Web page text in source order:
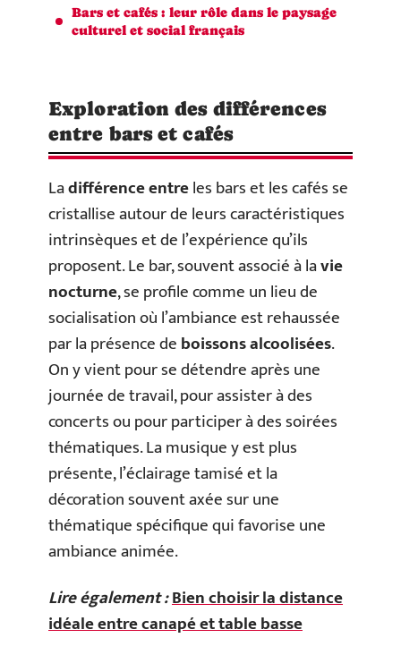
Bars et cafés : leur rôle dans le paysage
culturel et social français
Exploration des différences
entre bars et cafés
Ladifférence entreles bars et les cafés se
cristallise autour de leurs caractéristiques
intrinsèques et de l’expérience qu’ils
proposent. Le bar, souvent associé à lavie
nocturne, se profile comme un lieu de
socialisation où l’ambiance est rehaussée
par la présence deboissons alcoolisées.
On y vient pour se détendre après une
journée de travail, pour assister à des
concerts ou pour participer à des soirées
thématiques. La musique y est plus
présente, l’éclairage tamisé et la
décoration souvent axée sur une
thématique spécifique qui favorise une
ambiance animée.
Lire également :Bien choisir la distance
idéale entre canapé et table basse